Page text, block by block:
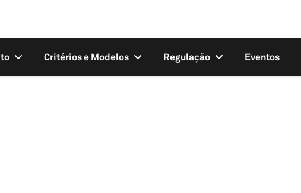
Critérios e Modelos Regulação Eventos